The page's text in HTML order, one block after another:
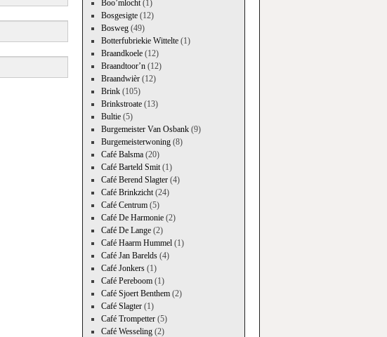
Boo’mlocht(1)
Bosgesigte(12)
Bosweg(49)
Botterfubriekie Wittelte(1)
Braandkoele(12)
Braandtoor’n(12)
Braandwièr(12)
Brink(105)
Brinkstroate(13)
Bultie(5)
Burgemeister Van Osbank(9)
Burgemeisterwoning(8)
Café Balsma(20)
Café Barteld Smit(1)
Café Berend Slagter(4)
Café Brinkzicht(24)
Café Centrum(5)
Café De Harmonie(2)
Café De Lange(2)
Café Haarm Hummel(1)
Café Jan Barelds(4)
Café Jonkers(1)
Café Pereboom(1)
Café Sjoert Benthem(2)
Café Slagter(1)
Café Trompetter(5)
Café Wesseling(2)